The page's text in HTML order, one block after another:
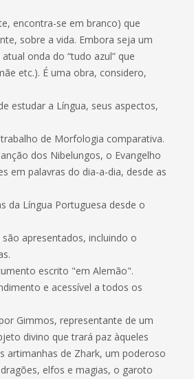
encontra-se em branco) que
sobre a vida. Embora seja um
onda do “tudo azul” que
etc.). É uma obra, considero,
estudar a Língua, seus aspectos,
de Morfologia comparativa.
dos Nibelungos, o Evangelho
em palavras do dia-a-dia, desde as
da Língua Portuguesa desde o
apresentados, incluindo o
escrito "em Alemão".
e acessível a todos os
Gimmos, representante de um
divino que trará paz àqueles
artimanhas de Zhark, um poderoso
elfos e magias, o garoto